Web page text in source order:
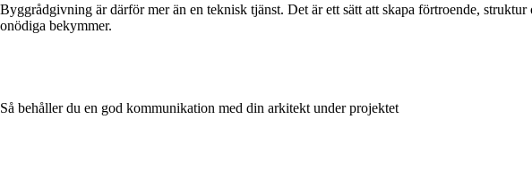
Byggrådgivning är därför mer än en teknisk tjänst. Det är ett sätt att skapa förtroende,
onödiga bekymmer.
Så behåller du en god kommunikation med din arkitekt under projektet